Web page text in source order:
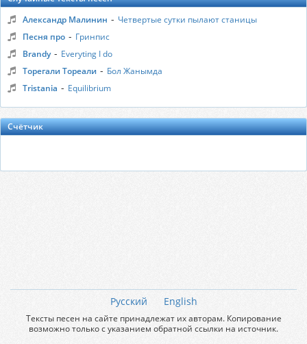
Александр Малинин - Четвертые сутки пылают станицы
Песня про - Гринпис
Brandy - Everyting I do
Торегали Тореали - Бол Жанымда
Tristania - Equilibrium
Счётчик
Русский English
Тексты песен на сайте принадлежат их авторам. Копирование
возможно только с указанием обратной ссылки на источник.